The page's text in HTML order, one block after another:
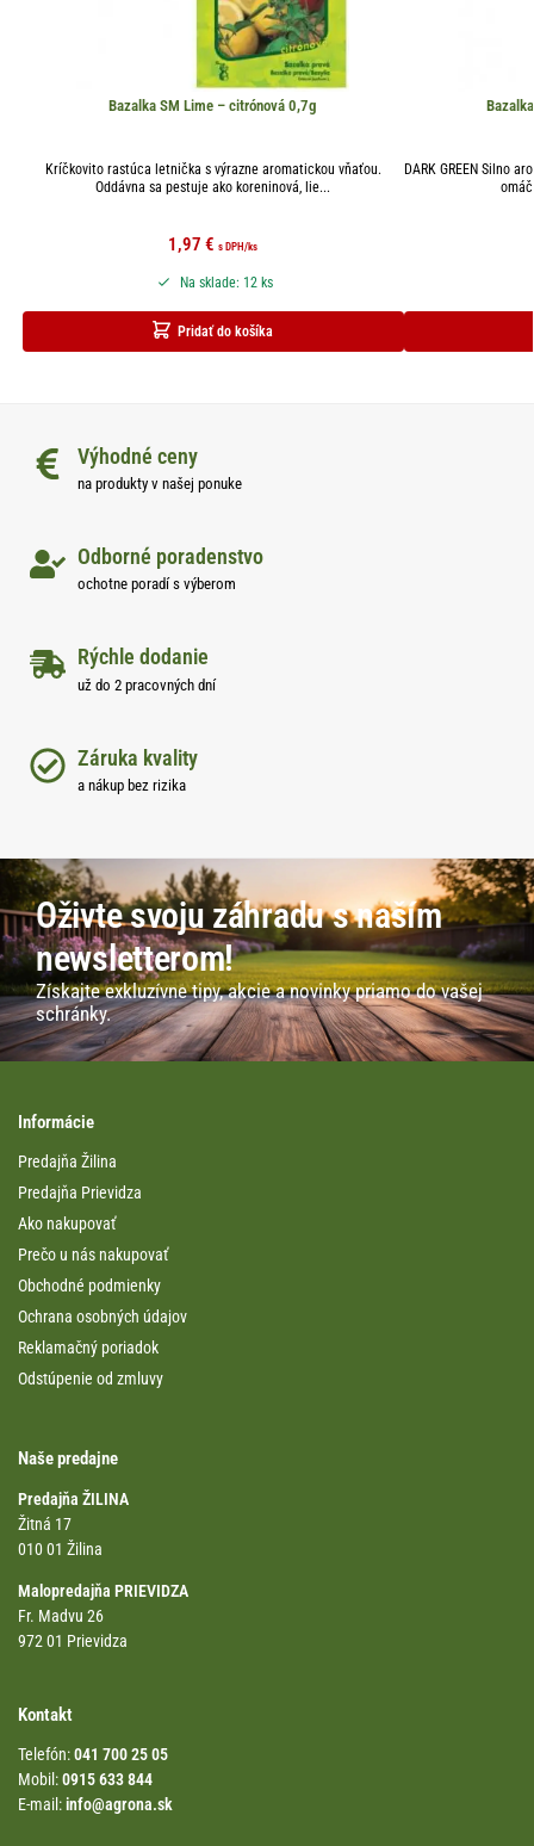
Bazalka SM Lime – citrónová 0,7g
Kríčkovito rastúca letnička s výrazne aromatickou vňaťou.
Oddávna sa pestuje ako koreninová, lie...
1,97€ s DPH/ks
Pridať do košíka
Na sklade: 12 ks
DARK GREEN Silno
Výhodné ceny
na produkty v našej ponuke
Odborné poradenstvo
ochotne poradí s výberom
Rýchle dodanie
už do 2 pracovných dní
Záruka kvality
a nákup bez rizika
Oživte svoju záhradu s naším
newsletterom!
Získajte exkluzívne tipy, akcie a novinky priamo do vašej
schránky.
Informácie
Predajňa Žilina
Predajňa Prievidza
Ako nakupovať
Prečo u nás nakupovať
Obchodné podmienky
Ochrana osobných údajov
Reklamačný poriadok
Odstúpenie od zmluvy
Naše predajne
Predajňa ŽILINA
Žitná 17
010 01 Žilina
Malopredajňa PRIEVIDZA
Fr. Madvu 26
972 01 Prievidza
Kontakt
Telefón:041 700 25 05
Mobil:0915 633 844
E-mail:info@agrona.sk